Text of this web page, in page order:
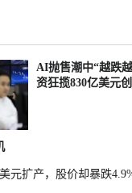
AI抛售潮中“越跌
资狂揽830亿美元
元扩产，股价却暴跌